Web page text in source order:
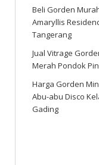
Beli Gorden
Amaryllis
Tangerang
Jual Vitrage
Merah Pondok
Harga Gorden
Abu-abu Disco
Gading